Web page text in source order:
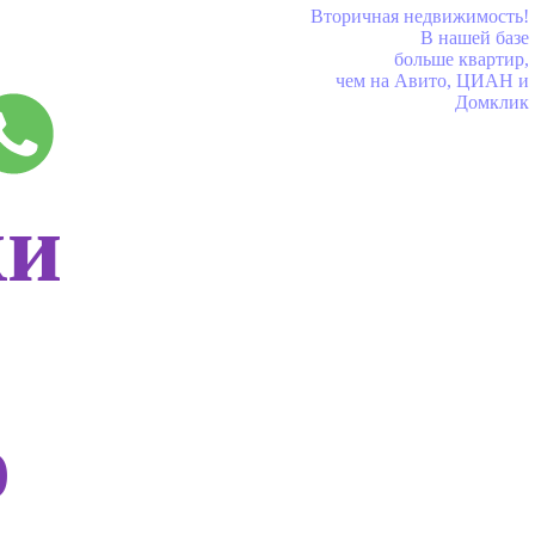
Вторичная недвижимость!
В нашей базе
больше квартир,
чем на Авито, ЦИАН и
Домклик